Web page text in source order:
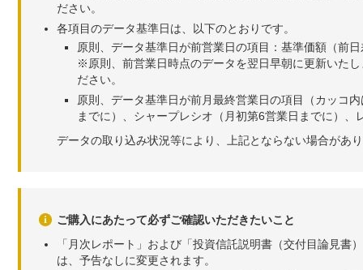
ださい。
各項目のデータ基準日は、以下のとおりです。
原則、データ基準日が前営業日の項目：基準価額（前
※原則、前営業日時点のデータを翌日早朝に更新いた
ださい。
原則、データ基準日が前月最終営業日の項目（カッコ
までに）、シャープレシオ（月初第6営業日までに）
データの取り込み状況等により、上記とならない場合があ
ご購入にあたって必ずご確認いただきたいこと
「月次レポート」および「投資信託説明書（交付目論見
は、予告なしに変更されます。